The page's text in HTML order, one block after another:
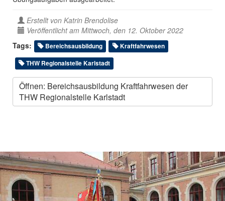
Erstellt von Katrin Brendolise
Veröffentlicht am Mittwoch, den 12. Oktober 2022
Tags:
Bereichsausbildung
Kraftfahrwesen
THW Regionalstelle Karlstadt
Öffnen: Bereichsausbildung Kraftfahrwesen der
THW Regionalstelle Karlstadt